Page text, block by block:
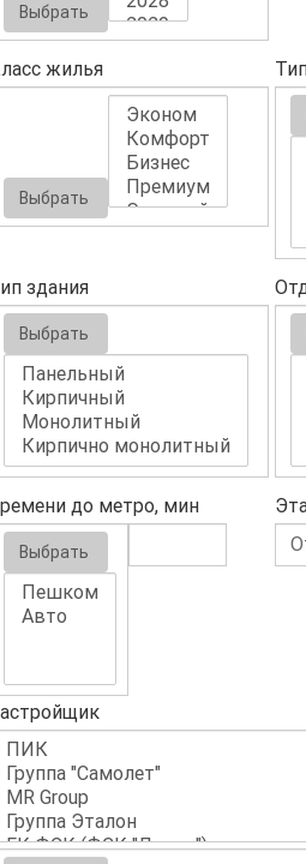
Выбрать
жилья
Выбрать
здания
Выбрать
до метро, мин
Выбрать